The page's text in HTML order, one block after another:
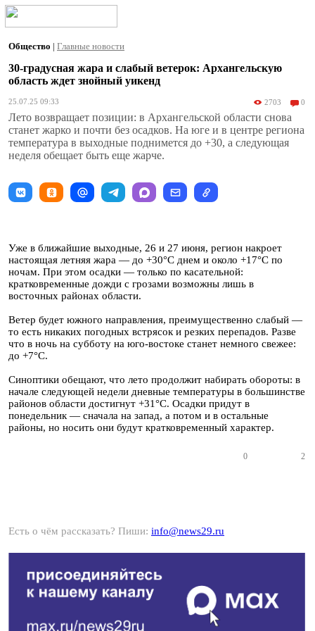
Общество | Главные новости
30-градусная жара и слабый ветерок: Архангельскую
область ждет знойный уикенд
25.07.25 09:33 2703 0
Лето возвращает позиции: в Архангельской области снова
станет жарко и почти без осадков. На юге и в центре региона
температура в выходные поднимется до +30, а следующая
неделя обещает быть еще жарче.
Уже в ближайшие выходные, 26 и 27 июня, регион накроет
настоящая летняя жара — до +30°С днем и около +17°С по
ночам. При этом осадки — только по касательной:
кратковременные дожди с грозами возможны лишь в
восточных районах области.
Ветер будет южного направления, преимущественно слабый —
то есть никаких погодных встрясок и резких перепадов. Разве
что в ночь на субботу на юго-востоке станет немного свежее:
до +7°С.
Синоптики обещают, что лето продолжит набирать обороты: в
начале следующей недели дневные температуры в большинстве
районов области достигнут +31°С. Осадки придут в
понедельник — сначала на запад, а потом и в остальные
районы, но носить они будут кратковременный характер.
0 2
Есть о чём рассказать? Пиши: info@news29.ru